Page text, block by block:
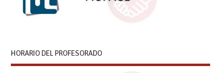
HORARIO DEL PROFESORADO